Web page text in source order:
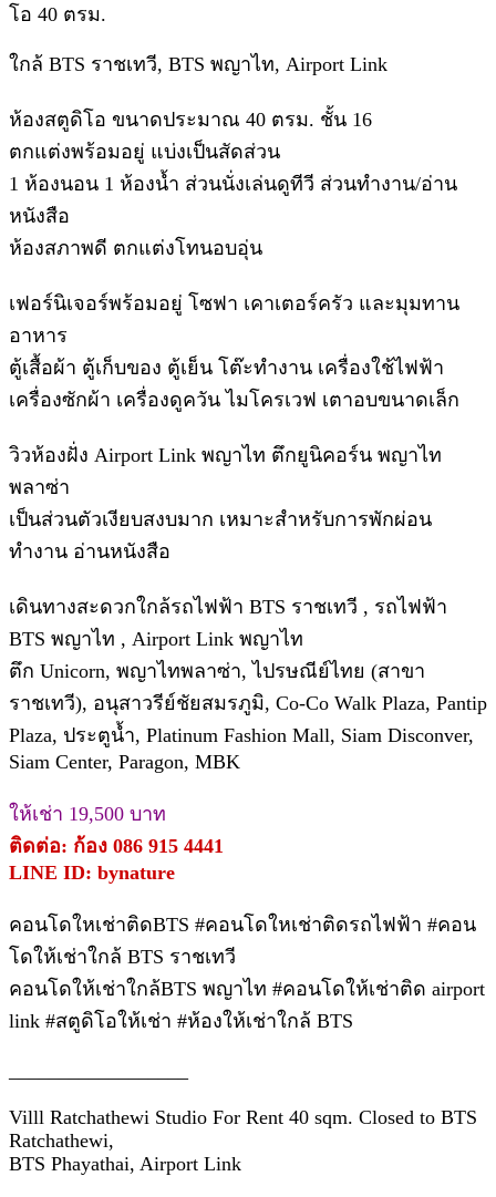
โอ 40 ตรม.
ใกล้ BTS ราชเทวี, BTS พญาไท, Airport Link
ห้องสตูดิโอ ขนาดประมาณ 40 ตรม. ชั้น 16
ตกแต่งพร้อมอยู่ แบ่งเป็นสัดส่วน
1 ห้องนอน 1 ห้องน้ำ ส่วนนั่งเล่นดูทีวี ส่วนทำงาน/อ่าน
หนังสือ
ห้องสภาพดี ตกแต่งโทนอบอุ่น
เฟอร์นิเจอร์พร้อมอยู่ โซฟา เคาเตอร์ครัว และมุมทาน
อาหาร
ตู้เสื้อผ้า ตู้เก็บของ ตู้เย็น โต๊ะทำงาน เครื่องใช้ไฟฟ้า
เครื่องซักผ้า เครื่องดูควัน ไมโครเวฟ เตาอบขนาดเล็ก
วิวห้องฝั่ง Airport Link พญาไท ตึกยูนิคอร์น พญาไท
พลาซ่า
เป็นส่วนตัวเงียบสงบมาก เหมาะสำหรับการพักผ่อน
ทำงาน อ่านหนังสือ
เดินทางสะดวกใกล้รถไฟฟ้า BTS ราชเทวี , รถไฟฟ้า
BTS พญาไท , Airport Link พญาไท
ตึก Unicorn, พญาไทพลาซ่า, ไปรษณีย์ไทย (สาขา
ราชเทวี), อนุสาวรีย์ชัยสมรภูมิ, Co-Co Walk Plaza, Pantip
Plaza, ประตูน้ำ, Platinum Fashion Mall, Siam Disconver,
Siam Center, Paragon, MBK
ให้เช่า 19,500 บาท
ติดต่อ: ก้อง 086 915 4441
LINE ID: bynature
คอนโดใหเช่าติดBTS #คอนโดใหเช่าติดรถไฟฟ้า #คอน
โดให้เช่าใกล้ BTS ราชเทวี
คอนโดให้เช่าใกล้BTS พญาไท #คอนโดให้เช่าติด airport
link #สตูดิโอให้เช่า #ห้องให้เช่าใกล้ BTS
Villl Ratchathewi Studio For Rent 40 sqm. Closed to BTS
Ratchathewi,
BTS Phayathai, Airport Link